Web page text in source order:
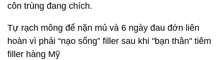
côn trùng đang chích.
Tự rạch mông để nặn mủ và 6 ngày đau đớn liên
hoàn vì phải “nạo sống” filler sau khi "bạn thân" tiêm
filler hàng Mỹ